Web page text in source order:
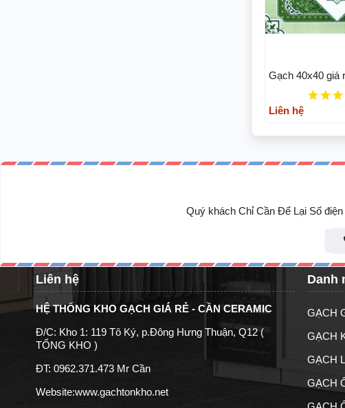
Gạch 40x40 giá
Liên hệ
Quý khách Chỉ Cần Để Lại Số
Liên hệ
HỆ THỐNG KHO GẠCH GIÁ RẺ - CẦN CERAMIC
Đ/C: Kho 1: 119 Tô Ký, p.Đông Hưng Thuận, Q12 (
TỔNG KHO )
ĐT: 0962.371.473 Mr Cần
Website:www.gachtonkho.net
Danh
GẠCH
GẠCH
GẠCH
GẠCH